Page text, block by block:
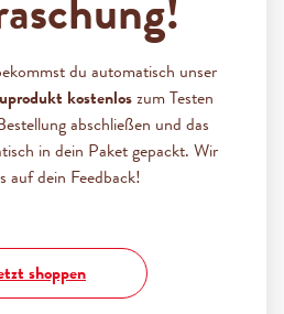
du automatisch unser
kostenloszum Testen
abschließen und das
in dein Paket gepackt. Wir
auf dein Feedback!
shoppen